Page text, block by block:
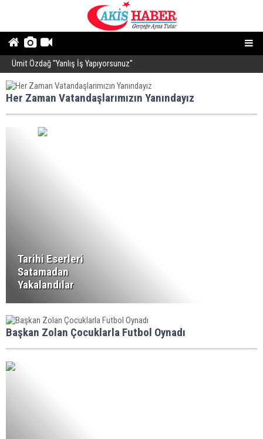
Ümit Özdağ ''Yanlış İş Yapıyorsunuz''
Her Zaman Vatandaşlarımızın Yanındayız
Tarihi Eserleri
Satamadan
Yakalandılar
Başkan Zolan Çocuklarla Futbol Oynadı